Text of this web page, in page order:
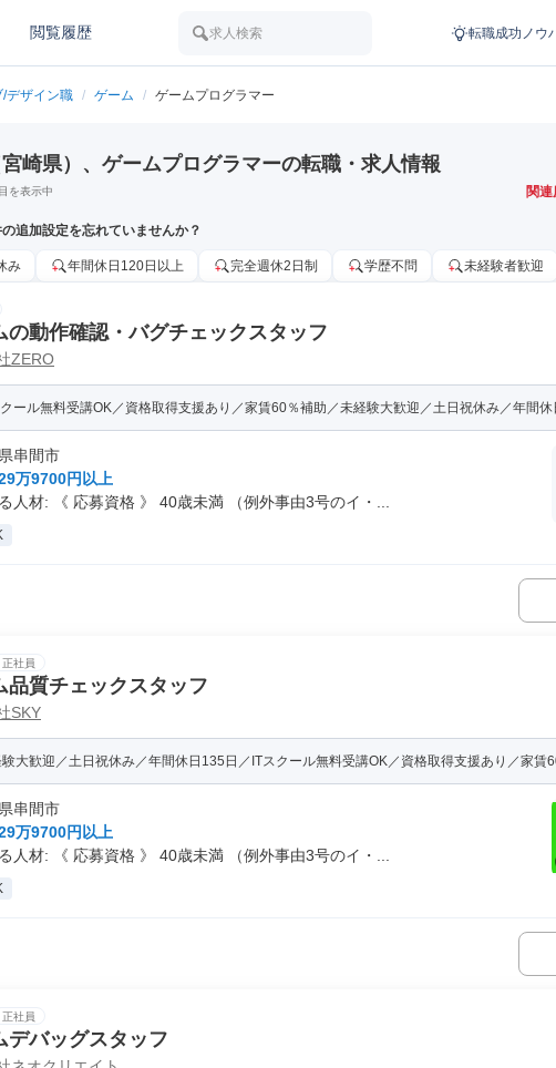
閲覧履歴 求人検索 転職成功ノウ
デザイン職 / ゲーム / ゲームプログラマー
崎県）、ゲームプログラマーの転職・求人情報
を表示中 関連
追加設定を忘れていませんか？
み 年間休日120日以上 完全週休2日制 学歴不問 未経験者歓迎
の動作確認・バグチェックスタッフ
ZERO
クール無料受講OK／資格取得支援あり／家賃60％補助／未経験大歓迎／土日祝休み／年間休
串間市
万9700円以上
人材: 《 応募資格 》 40歳未満 （例外事由3号のイ・...
正社員
品質チェックスタッフ
SKY
大歓迎／土日祝休み／年間休日135日／ITスクール無料受講OK／資格取得支援あり／家賃
串間市
万9700円以上
人材: 《 応募資格 》 40歳未満 （例外事由3号のイ・...
正社員
デバッグスタッフ